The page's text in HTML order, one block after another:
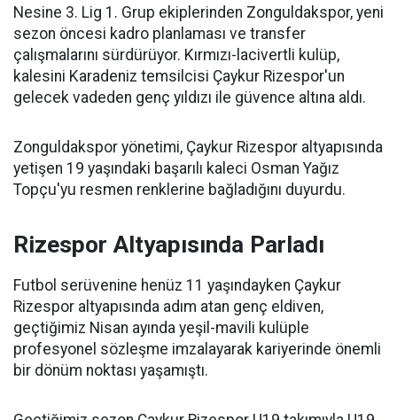
Nesine 3. Lig 1. Grup ekiplerinden Zonguldakspor, yeni
sezon öncesi kadro planlaması ve transfer
çalışmalarını sürdürüyor. Kırmızı-lacivertli kulüp,
kalesini Karadeniz temsilcisi Çaykur Rizespor'un
gelecek vadeden genç yıldızı ile güvence altına aldı.
Zonguldakspor yönetimi, Çaykur Rizespor altyapısında
yetişen 19 yaşındaki başarılı kaleci Osman Yağız
Topçu'yu resmen renklerine bağladığını duyurdu.
Rizespor Altyapısında Parladı
Futbol serüvenine henüz 11 yaşındayken Çaykur
Rizespor altyapısında adım atan genç eldiven,
geçtiğimiz Nisan ayında yeşil-mavili kulüple
profesyonel sözleşme imzalayarak kariyerinde önemli
bir dönüm noktası yaşamıştı.